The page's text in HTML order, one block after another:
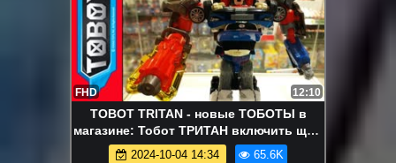
FHD 12:10
TOBOT TRITAN - новые ТОБОТЫ в
магазине: Тобот ТРИТАН включить щит,
ТОБОТЫ X, Y, Z и Смарт Ключ ROBOT
2024-10-04 14:34 65.6K